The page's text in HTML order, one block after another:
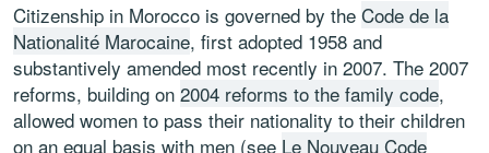
Citizenship in Morocco is governed by the Code de la
Nationalité Marocaine, first adopted 1958 and
substantively amended most recently in 2007. The 2007
reforms, building on 2004 reforms to the family code,
allowed women to pass their nationality to their children
on an equal basis with men (see Le Nouveau Code